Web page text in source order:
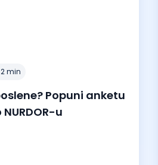
2 min
Popuni anketu
u